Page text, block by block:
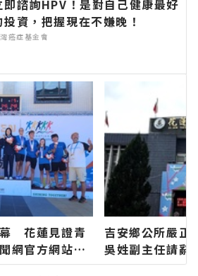
即諮詢HPV！是對自己健康最好
投資，把握現在不嫌晚！
癌症基金會
幕 花蓮見證青
網官方網站各
日新聞報導 最
吉安鄉公所嚴
吳姓副主任請
官方網站各類新